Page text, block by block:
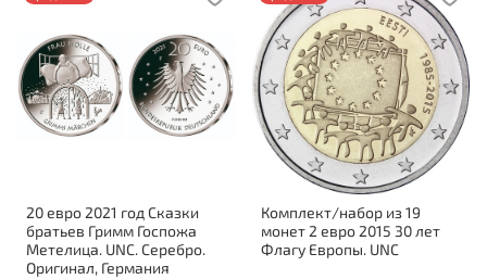
20 евро 2021 год Сказки
братьев Гримм Госпожа
Метелица. UNC. Серебро.
Оригинал, Германия
Комплект/набор из 19
монет 2 евро 2015 30 лет
Флагу Европы. UNC